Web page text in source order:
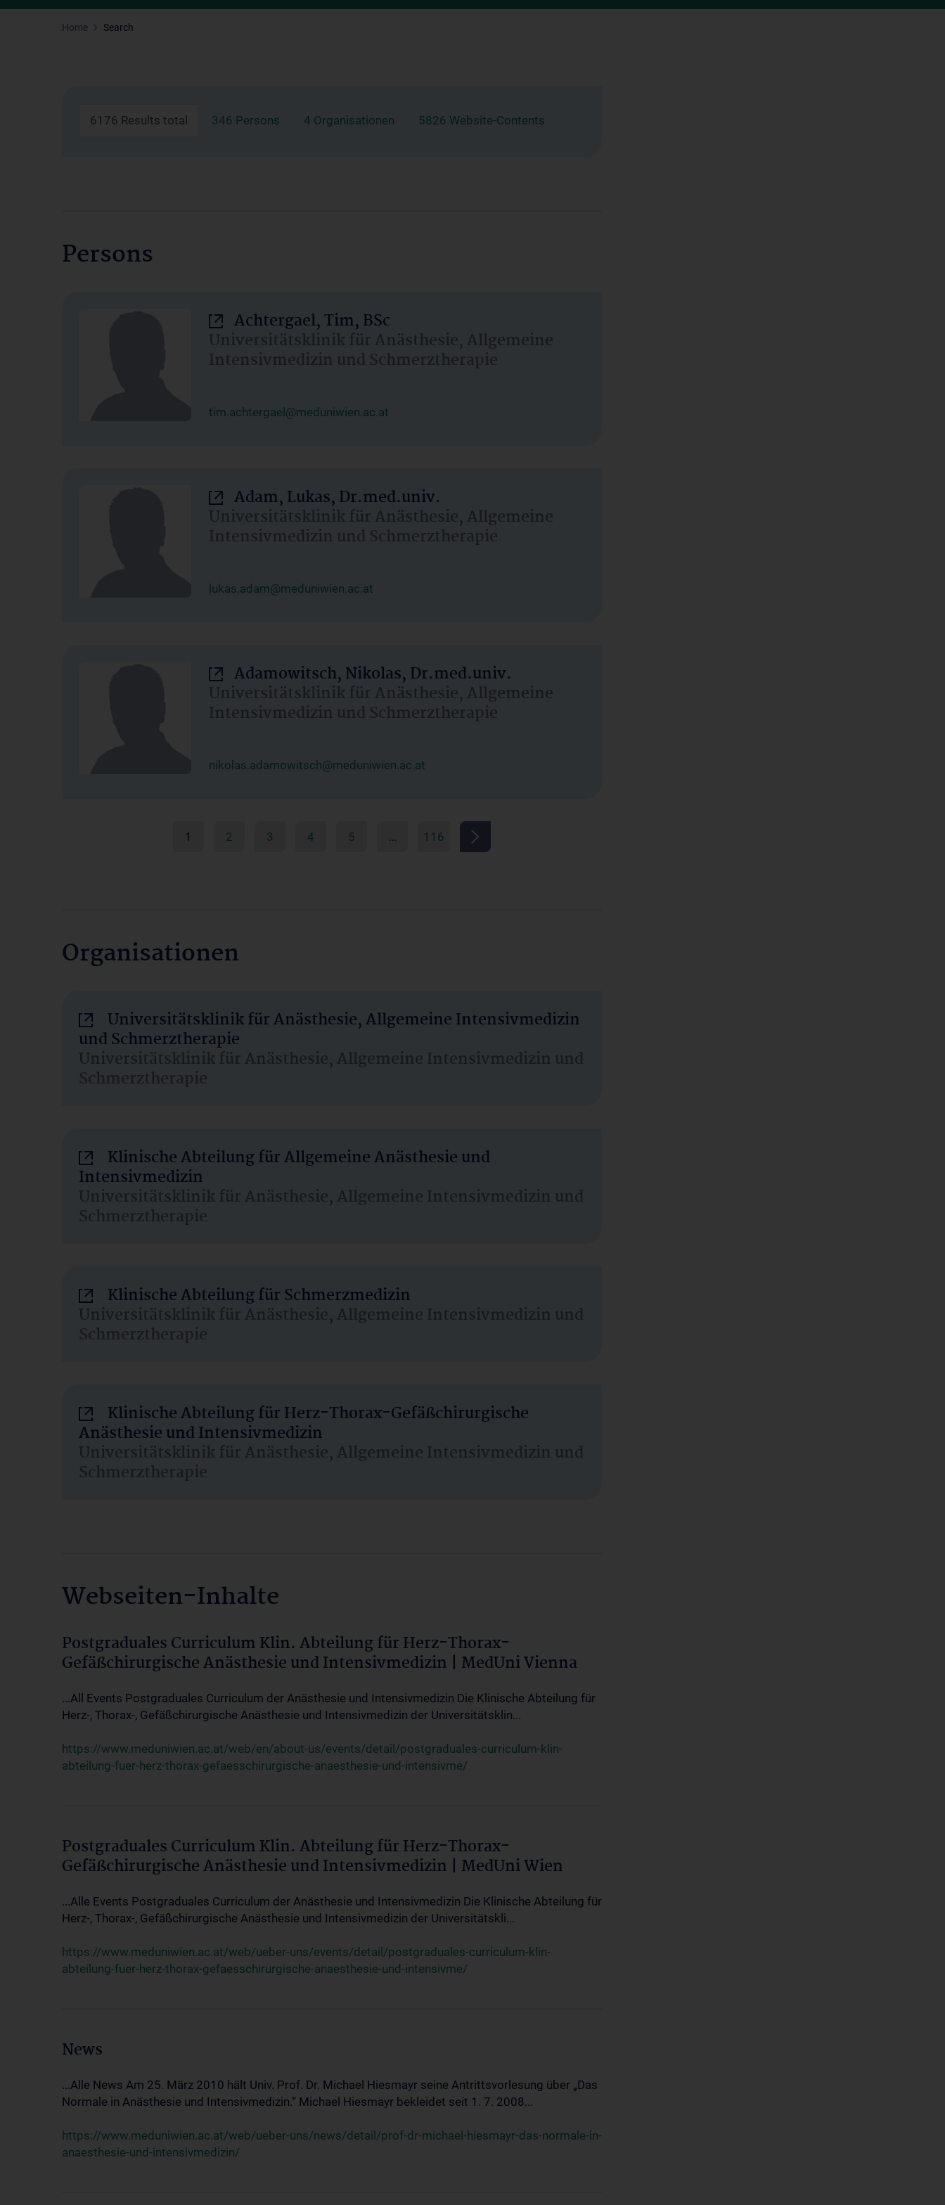
Home Search
6176 Results total 346 Persons 4 Organisationen 5826 Website-Contents
Persons
Achtergael, Tim, BSc
Universitätsklinik für Anästhesie, Allgemeine
Intensivmedizin und Schmerztherapie
tim.achtergael@meduniwien.ac.at
Adam, Lukas, Dr.med.univ.
Universitätsklinik für Anästhesie, Allgemeine
Intensivmedizin und Schmerztherapie
lukas.adam@meduniwien.ac.at
Adamowitsch, Nikolas, Dr.med.univ.
Universitätsklinik für Anästhesie, Allgemeine
Intensivmedizin und Schmerztherapie
nikolas.adamowitsch@meduniwien.ac.at
1 2 3 4 5 … 116
Organisationen
Universitätsklinik für Anästhesie, Allgemeine Intensivmedizin
und Schmerztherapie
Universitätsklinik für Anästhesie, Allgemeine Intensivmedizin und
Schmerztherapie
Klinische Abteilung für Allgemeine Anästhesie und
Intensivmedizin
Universitätsklinik für Anästhesie, Allgemeine Intensivmedizin und
Schmerztherapie
Klinische Abteilung für Schmerzmedizin
Universitätsklinik für Anästhesie, Allgemeine Intensivmedizin und
Schmerztherapie
Klinische Abteilung für Herz-Thorax-Gefäßchirurgische
Anästhesie und Intensivmedizin
Universitätsklinik für Anästhesie, Allgemeine Intensivmedizin und
Schmerztherapie
Webseiten-Inhalte
Postgraduales Curriculum Klin. Abteilung für Herz-Thorax-
Gefäßchirurgische Anästhesie und Intensivmedizin | MedUni Vienna
...All Events Postgraduales Curriculum der Anästhesie und Intensivmedizin Die Klinische Abteilung für
Herz-, Thorax-, Gefäßchirurgische Anästhesie und Intensivmedizin der Universitätsklin...
https://www.meduniwien.ac.at/web/en/about-us/events/detail/postgraduales-curriculum-klin-
abteilung-fuer-herz-thorax-gefaesschirurgische-anaesthesie-und-intensivme/
Postgraduales Curriculum Klin. Abteilung für Herz-Thorax-
Gefäßchirurgische Anästhesie und Intensivmedizin | MedUni Wien
...Alle Events Postgraduales Curriculum der Anästhesie und Intensivmedizin Die Klinische Abteilung für
Herz-, Thorax-, Gefäßchirurgische Anästhesie und Intensivmedizin der Universitätskli...
https://www.meduniwien.ac.at/web/ueber-uns/events/detail/postgraduales-curriculum-klin-
abteilung-fuer-herz-thorax-gefaesschirurgische-anaesthesie-und-intensivme/
News
...Alle News Am 25. März 2010 hält Univ. Prof. Dr. Michael Hiesmayr seine Antrittsvorlesung über „Das
Normale in Anästhesie und Intensivmedizin.“ Michael Hiesmayr bekleidet seit 1. 7. 2008...
https://www.meduniwien.ac.at/web/ueber-uns/news/detail/prof-dr-michael-hiesmayr-das-normale-in-
anaesthesie-und-intensivmedizin/